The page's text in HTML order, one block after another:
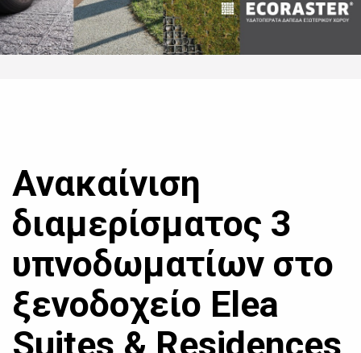
Ανακαίνιση
διαμερίσματος 3
υπνοδωματίων στο
ξενοδοχείο Elea
Suites & Residences